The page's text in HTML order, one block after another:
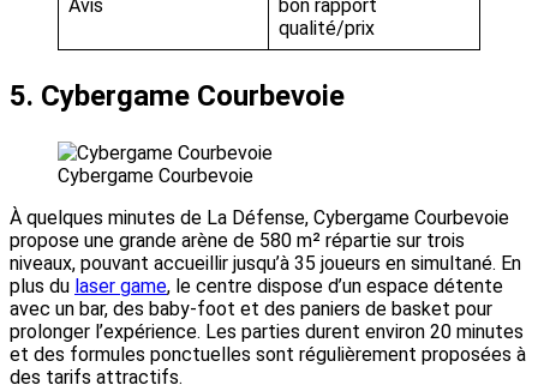
Avis
bon rapport
qualité/prix
5. Cybergame Courbevoie
Cybergame Courbevoie
À quelques minutes de La Défense, Cybergame Courbevoie
propose une grande arène de 580 m² répartie sur trois
niveaux, pouvant accueillir jusqu’à 35 joueurs en simultané. En
plus du laser game, le centre dispose d’un espace détente
avec un bar, des baby-foot et des paniers de basket pour
prolonger l’expérience. Les parties durent environ 20 minutes
et des formules ponctuelles sont régulièrement proposées à
des tarifs attractifs.